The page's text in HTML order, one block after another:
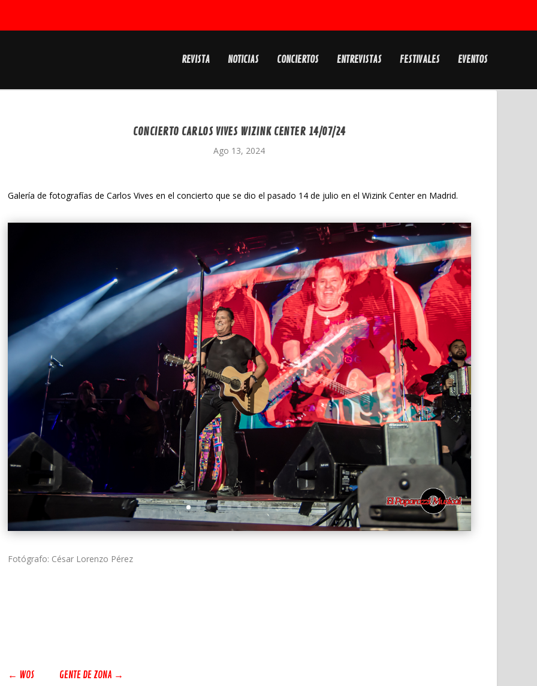
REVISTA NOTICIAS CONCIERTOS ENTREVISTAS FESTIVALES EVENTOS
CONCIERTO CARLOS VIVES WIZINK CENTER 14/07/24
Ago 13, 2024
Galería de fotografías de Carlos Vives en el concierto que se dio el pasado 14 de julio en el Wizink Center en Madrid.
Fotógrafo: César Lorenzo Pérez
← WOS GENTE DE ZONA →